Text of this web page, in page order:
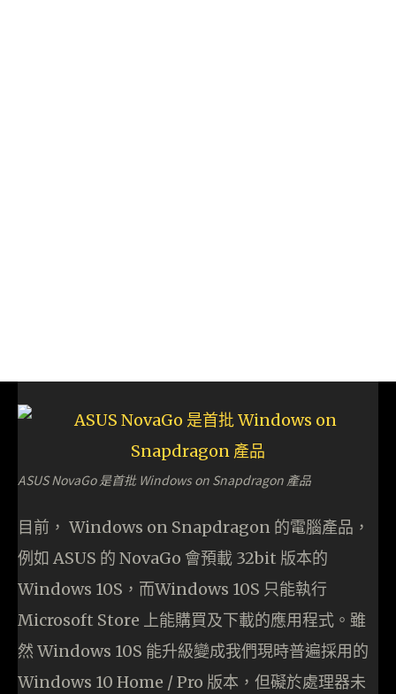
ASUS NovaGo 是首批 Windows on Snapdragon 產品
目前， Windows on Snapdragon 的電腦產品，
例如 ASUS 的 NovaGo 會預載 32bit 版本的
Windows 10S，而Windows 10S 只能執行
Microsoft Store 上能購買及下載的應用程式。雖
然 Windows 10S 能升級變成我們現時普遍採用的
Windows 10 Home / Pro 版本，但礙於處理器未